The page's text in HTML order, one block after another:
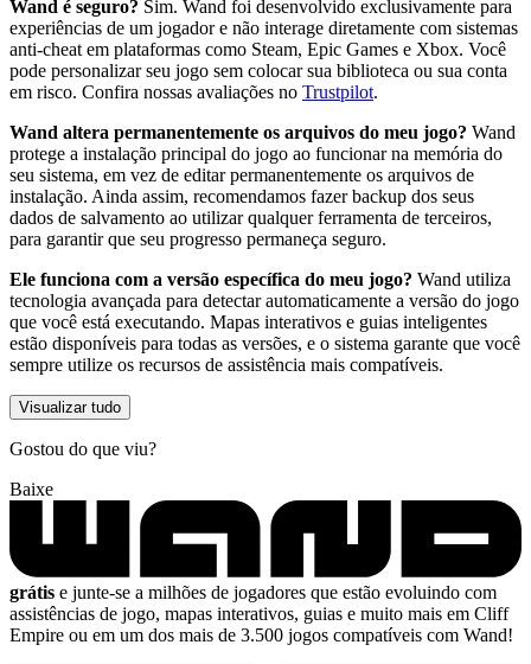
Wand é seguro? Sim. Wand foi desenvolvido exclusivamente para
experiências de um jogador e não interage diretamente com sistemas
anti-cheat em plataformas como Steam, Epic Games e Xbox. Você
pode personalizar seu jogo sem colocar sua biblioteca ou sua conta
em risco. Confira nossas avaliações no Trustpilot.
Wand altera permanentemente os arquivos do meu jogo? Wand
protege a instalação principal do jogo ao funcionar na memória do
seu sistema, em vez de editar permanentemente os arquivos de
instalação. Ainda assim, recomendamos fazer backup dos seus
dados de salvamento ao utilizar qualquer ferramenta de terceiros,
para garantir que seu progresso permaneça seguro.
Ele funciona com a versão específica do meu jogo? Wand utiliza
tecnologia avançada para detectar automaticamente a versão do jogo
que você está executando. Mapas interativos e guias inteligentes
estão disponíveis para todas as versões, e o sistema garante que você
sempre utilize os recursos de assistência mais compatíveis.
Visualizar tudo
Gostou do que viu?
Baixe
grátis e junte-se a milhões de jogadores que estão evoluindo com
assistências de jogo, mapas interativos, guias e muito mais em Cliff
Empire ou em um dos mais de 3.500 jogos compatíveis com Wand!